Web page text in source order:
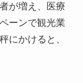
が増え、医療
ーンで観光業
にかけると、